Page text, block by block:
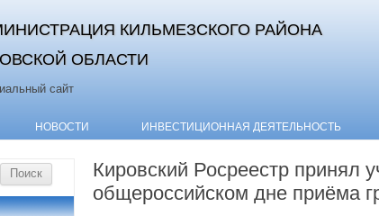
КИЛЬМЕЗСКОГО РАЙОНА
ОБЛАСТИ
сайт
Skip to content
НОВОСТИ ИНВЕСТИЦИОННАЯ ДЕЯТЕЛЬНОСТЬ
Кировский Росреестр принял
общероссийском дне приёма